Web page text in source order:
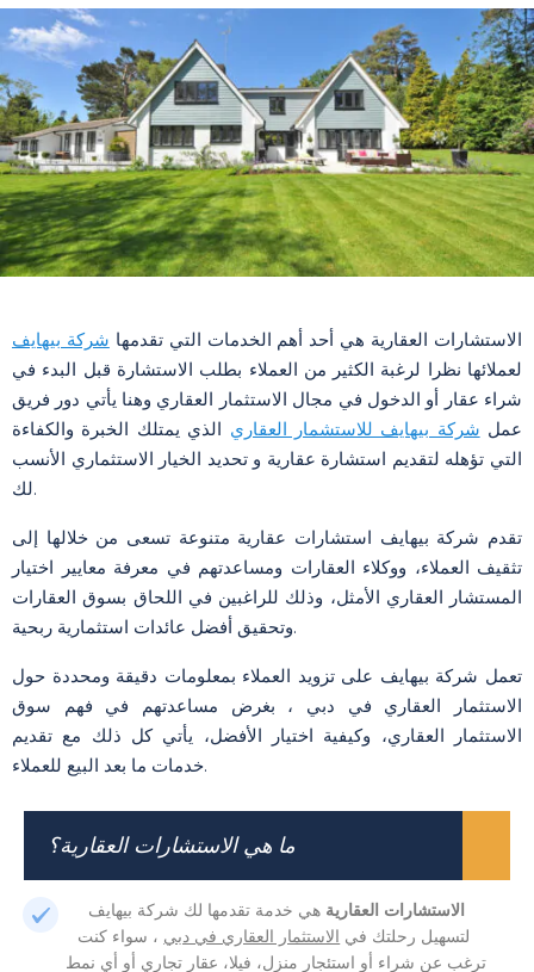
الاستشارات العقارية هي أحد أهم الخدمات التي تقدمها شركة بيهايف
لعملائها نظرا لرغبة الكثير من العملاء بطلب الاستشارة قبل البدء في
شراء عقار أو الدخول في مجال الاستثمار العقاري وهنا يأتي دور فريق
عمل شركة بيهايف للاستشمار العقاري الذي يمتلك الخبرة والكفاءة
التي تؤهله لتقديم استشارة عقارية و تحديد الخيار الاستثماري الأنسب
لك.
تقدم شركة بيهايف استشارات عقارية متنوعة تسعى من خلالها إلى
تثقيف العملاء، ووكلاء العقارات ومساعدتهم في معرفة معايير اختيار
المستشار العقاري الأمثل، وذلك للراغبين في اللحاق بسوق العقارات
وتحقيق أفضل عائدات استثمارية ربحية.
تعمل شركة بيهايف على تزويد العملاء بمعلومات دقيقة ومحددة حول
الاستثمار العقاري في دبي ، بغرض مساعدتهم في فهم سوق
الاستثمار العقاري، وكيفية اختيار الأفضل، يأتي كل ذلك مع تقديم
خدمات ما بعد البيع للعملاء.
ما هي الاستشارات العقارية؟
الاستشارات العقارية هي خدمة تقدمها لك شركة بيهايف
لتسهيل رحلتك في الاستثمار العقاري في دبي ، سواء كنت
ترغب عن شراء أو استئجار منزل، فيلا، عقار تجاري أو أي نمط